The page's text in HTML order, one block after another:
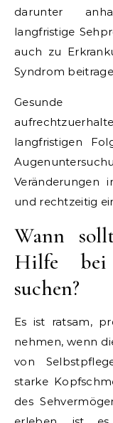
darunter
langfristige
auch zu
Syndrom
Gesunde
langfristigen
Veränderungen
und rechtzeitig
Wann
Hilfe bei
suchen?
Es ist ratsam,
nehmen, wenn
von
starke
des